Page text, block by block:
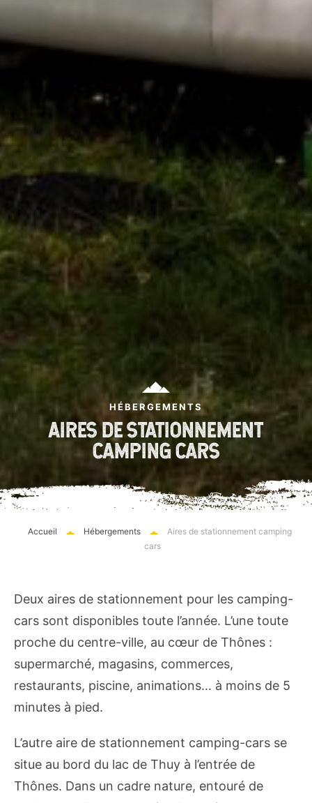
HÉBERGEMENTS
AIRES DE STATIONNEMENT
CAMPING CARS
Accueil Hébergements
Aires de stationnement camping
cars
Deux aires de stationnement pour les camping-
cars sont disponibles toute l’année. L’une toute
proche du centre-ville, au cœur de Thônes :
supermarché, magasins, commerces,
restaurants, piscine, animations… à moins de 5
minutes à pied.
L’autre aire de stationnement camping-cars se
situe au bord du lac de Thuy à l’entrée de
Thônes. Dans un cadre nature, entouré de